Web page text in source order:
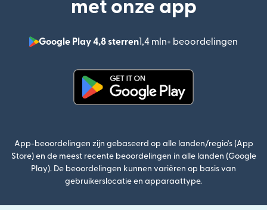
met onze app
Google Play 4,8 sterren1,4 mln+ beoordelingen
App-beoordelingen zijn gebaseerd op alle landen/regio's (App
Store) en de meest recente beoordelingen in alle landen (Google
Play). De beoordelingen kunnen variëren op basis van
gebruikerslocatie en apparaattype.